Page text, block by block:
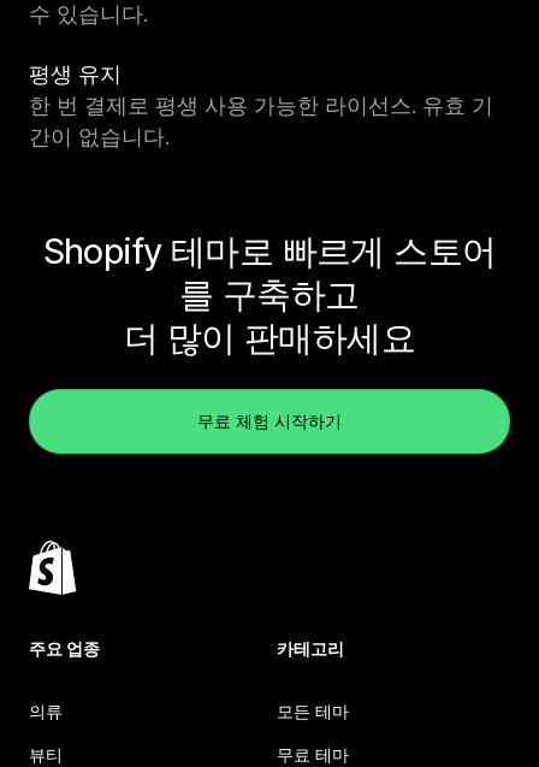
수 있습니다.
평생 유지
한 번 결제로 평생 사용 가능한 라이선스. 유효 기
간이 없습니다.
Shopify 테마로 빠르게 스토어
를 구축하고
더 많이 판매하세요
무료 체험 시작하기
주요 업종
의류
뷰티
카테고리
모든 테마
무료 테마